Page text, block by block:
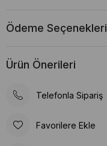
Ödeme Seçenekleri
Ürün Önerileri
Telefonla Sipariş
Favorilere Ekle